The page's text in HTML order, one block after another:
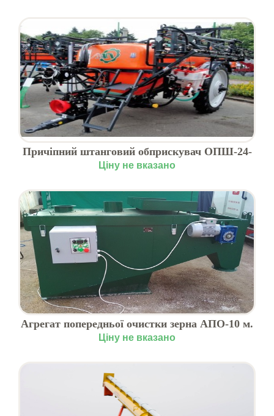
Причіпний штанговий обприскувач ОПШ-24-
21 АСУ 7-ми секційний, Львів
Ціну не вказано
Агрегат попередньої очистки зерна АПО-10 м.
Харків
Ціну не вказано